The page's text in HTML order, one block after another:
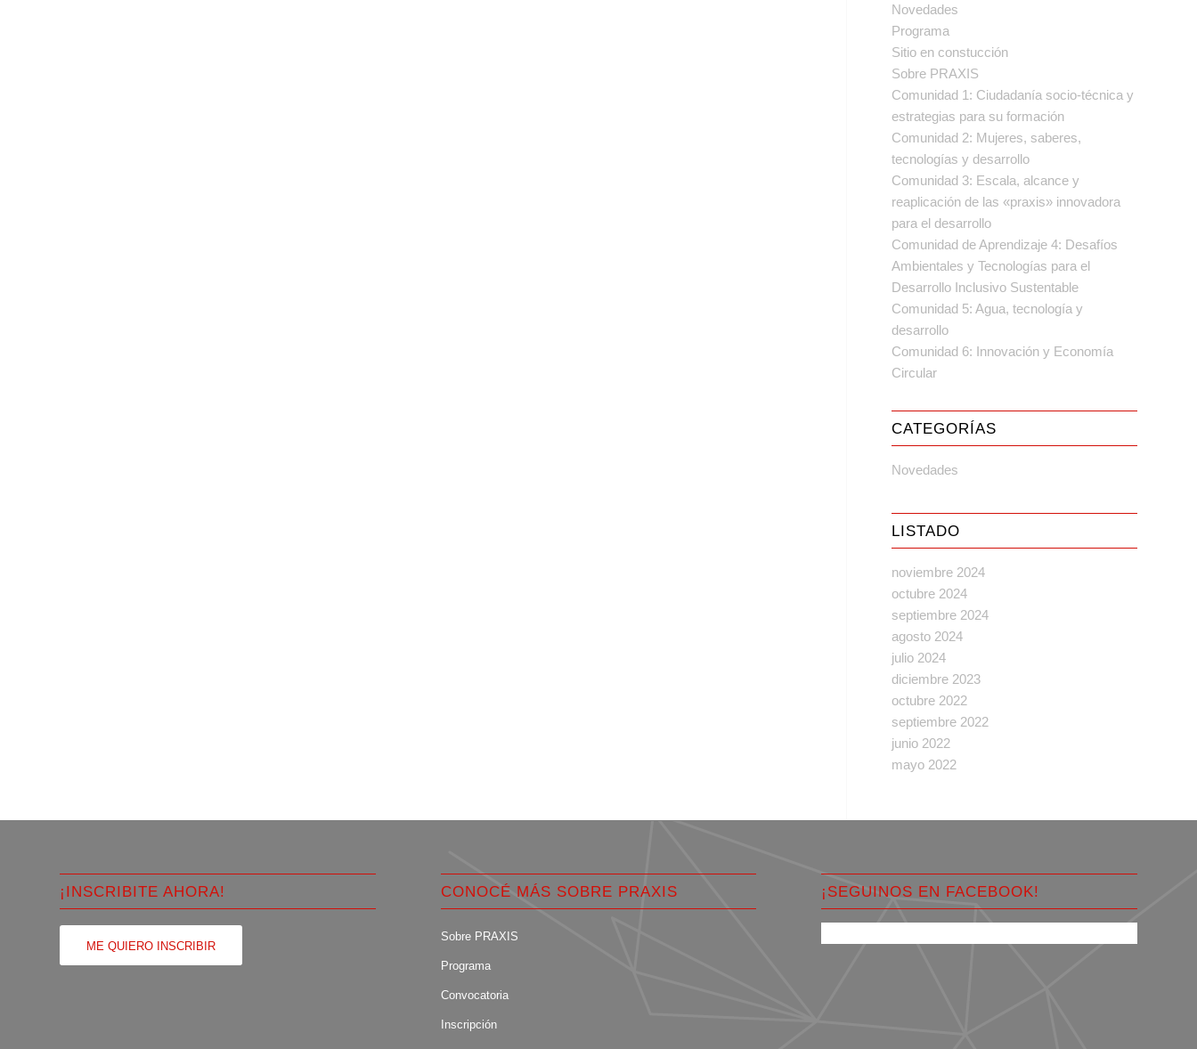
Novedades
Programa
Sitio en constucción
Sobre PRAXIS
Comunidad 1: Ciudadanía socio-técnica y
estrategias para su formación
Comunidad 2: Mujeres, saberes,
tecnologías y desarrollo
Comunidad 3: Escala, alcance y
reaplicación de las «praxis» innovadora
para el desarrollo
Comunidad de Aprendizaje 4: Desafíos
Ambientales y Tecnologías para el
Desarrollo Inclusivo Sustentable
Comunidad 5: Agua, tecnología y
desarrollo
Comunidad 6: Innovación y Economía
Circular
CATEGORÍAS
Novedades
LISTADO
noviembre 2024
octubre 2024
septiembre 2024
agosto 2024
julio 2024
diciembre 2023
octubre 2022
septiembre 2022
junio 2022
mayo 2022
¡INSCRIBITE AHORA!
ME QUIERO INSCRIBIR
CONOCÉ MÁS SOBRE PRAXIS
Sobre PRAXIS
Programa
Convocatoria
Inscripción
¡SEGUINOS EN FACEBOOK!